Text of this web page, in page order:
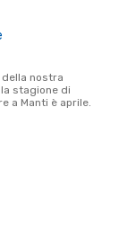
stagione di
a Manti è aprile.